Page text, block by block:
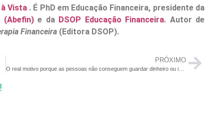
Vista . É PhD em Educação Financeira, presidente da
(Abefin)e da DSOP Educação Financeira. Autor de
Financeira (Editora DSOP).
PRÓXIMO